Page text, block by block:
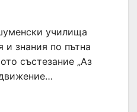
училища
знания по пътна
състезание „Аз